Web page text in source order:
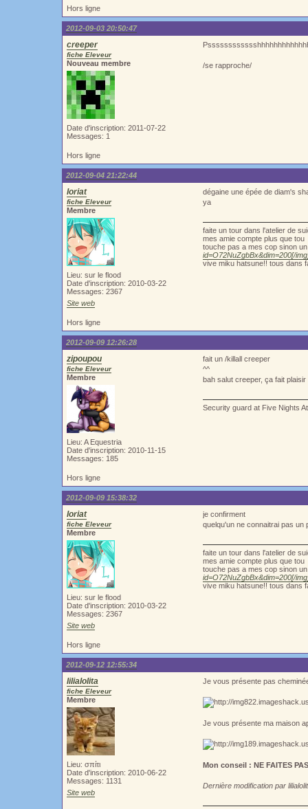
Hors ligne
2012-09-03 20:50:47
creeper
fiche Eleveur
Nouveau membre
Date d'inscription: 2011-07-22
Messages: 1
/se rapproche/
Hors ligne
2012-09-04 21:22:44
loriat
fiche Eleveur
Membre
Lieu: sur le flood
Date d'inscription: 2010-03-22
Messages: 2367
Site web
dégaine une épée de diam's
ya
faite un tour dans l'atelier de
mes amie compte plus que tou
touche pas a mes cop sinon
id=O72NuZgbBx&dim=200[/
vive miku hatsune!! tous dans
Hors ligne
2012-09-09 12:26:28
zipoupou
fiche Eleveur
Membre
Lieu: A Equestria
Date d'inscription: 2010-11-15
Messages: 185
fait un /killall creeper
^^
bah salut creeper, ça fait
Security guard at Five Nights
Hors ligne
2012-09-09 15:38:32
loriat
fiche Eleveur
Membre
Lieu: sur le flood
Date d'inscription: 2010-03-22
Messages: 2367
Site web
je confirment
quelqu'un ne connaitrai pas un
faite un tour dans l'atelier de
mes amie compte plus que tou
touche pas a mes cop sinon
id=O72NuZgbBx&dim=200[/
vive miku hatsune!! tous dans
Hors ligne
2012-09-12 12:55:34
lilialolita
fiche Eleveur
Membre
Lieu: σπίτι
Date d'inscription: 2010-06-22
Messages: 1131
Site web
Je vous présente pas
Je vous présente ma maison
Mon conseil : NE FAITES
Dernière modification par